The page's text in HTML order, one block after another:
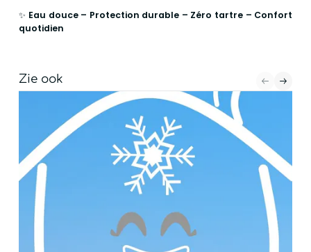
✨ Eau douce – Protection durable – Zéro tartre – Confort
quotidien
Zie ook